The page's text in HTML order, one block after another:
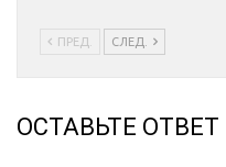
ПРЕД. СЛЕД.
ОСТАВЬТЕ ОТВЕТ